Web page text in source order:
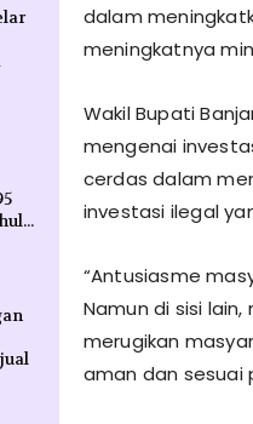
dalam
meningkatnya
Wakil Bupati
mengenai
cerdas dalam
investasi ilegal
“Antusiasme
Namun di sisi
merugikan
aman dan sesuai